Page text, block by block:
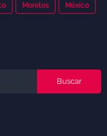
Morelos México